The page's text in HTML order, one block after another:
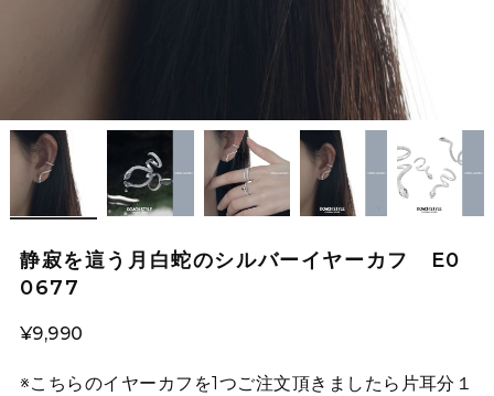
静寂を這う月白蛇のシルバーイヤーカフ E0
0677
¥9,990
※こちらのイヤーカフを1つご注文頂きましたら片耳分１